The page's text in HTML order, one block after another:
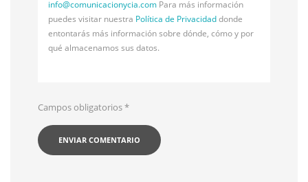
info@comunicacionycia.com Para más información
puedes visitar nuestra Política de Privacidaddonde
entontarás más información sobre dónde, cómo y por
qué almacenamos sus datos.
Campos obligatorios*